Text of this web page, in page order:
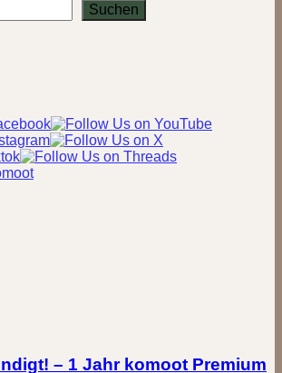
Suchen
– 1 Jahr komoot Premium